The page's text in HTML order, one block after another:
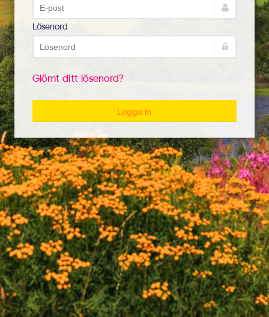
Lösenord
Glömt ditt lösenord?